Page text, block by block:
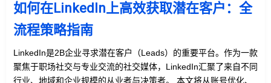
如何在LinkedIn上高效获取潜在客户：全
流程策略指南
LinkedIn是2B企业寻求潜在客户（Leads）的重要平台。作为一款
聚焦于职场社交与专业交流的社交媒体，LinkedIn汇聚了来自不同
行业、地域和企业规模的从业者与决策者。 本文将从账号优化、